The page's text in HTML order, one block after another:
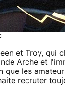
et Troy, qui
Arche et
les
recruter